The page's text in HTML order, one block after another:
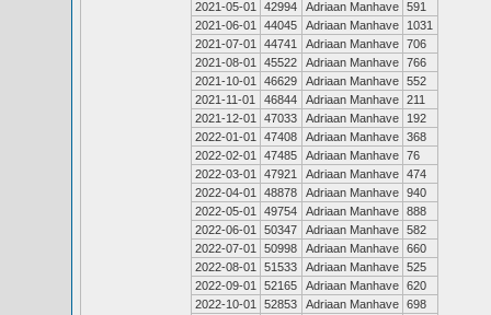
2021-05-01
42994 Adriaan Manhave 591
2021-06-01
44045 Adriaan Manhave
1031
2021-07-01
44741 Adriaan Manhave 706
2021-08-01
45522 Adriaan Manhave 766
2021-10-01
46629 Adriaan Manhave 552
2021-11-01
46844 Adriaan Manhave 211
2021-12-01
47033 Adriaan Manhave
192
2022-01-01
47408 Adriaan Manhave 368
2022-02-01
47485 Adriaan Manhave 76
2022-03-01
47921 Adriaan Manhave 474
2022-04-01
48878 Adriaan Manhave 940
2022-05-01
49754 Adriaan Manhave 888
2022-06-01
50347 Adriaan Manhave 582
2022-07-01
50998 Adriaan Manhave 660
2022-08-01
51533 Adriaan Manhave 525
2022-09-01
52165 Adriaan Manhave 620
2022-10-01
52853 Adriaan Manhave 698